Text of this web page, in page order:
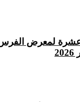
عشرة لمعرض